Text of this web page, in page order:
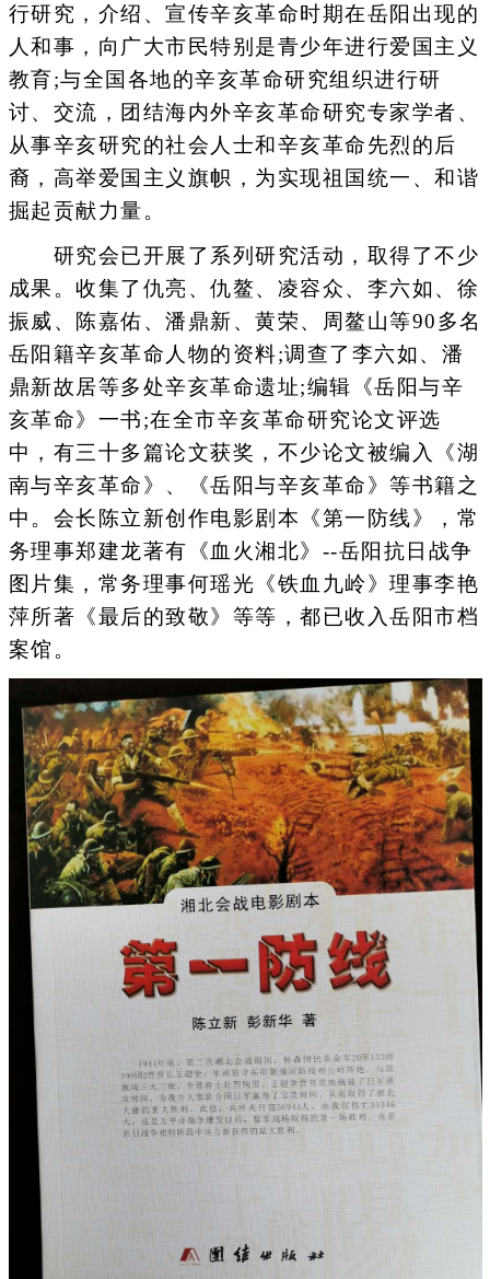
行研究，介绍、宣传辛亥革命时期在岳阳出现的
人和事，向广大市民特别是青少年进行爱国主义
教育;与全国各地的辛亥革命研究组织进行研
讨、交流，团结海内外辛亥革命研究专家学者、
从事辛亥研究的社会人士和辛亥革命先烈的后
裔，高举爱国主义旗帜，为实现祖国统一、和谐
掘起贡献力量。
研究会已开展了系列研究活动，取得了不少
成果。收集了仇亮、仇鳌、凌容众、李六如、徐
振威、陈嘉佑、潘鼎新、黄荣、周鳌山等90多名
岳阳籍辛亥革命人物的资料;调查了李六如、潘
鼎新故居等多处辛亥革命遗址;编辑《岳阳与辛
亥革命》一书;在全市辛亥革命研究论文评选
中，有三十多篇论文获奖，不少论文被编入《湖
南与辛亥革命》、《岳阳与辛亥革命》等书籍之
中。会长陈立新创作电影剧本《第一防线》，常
务理事郑建龙著有《血火湘北》--岳阳抗日战争
图片集，常务理事何瑶光《铁血九岭》理事李艳
萍所著《最后的致敬》等等，都已收入岳阳市档
案馆。